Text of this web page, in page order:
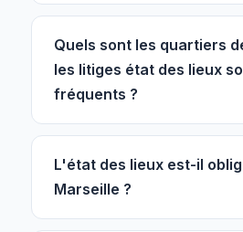
Quels sont les quartiers
les litiges état des lieux
fréquents ?
L'état des lieux est-il
Marseille ?